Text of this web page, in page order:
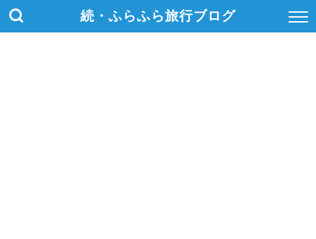
続・ふらふら旅行ブログ